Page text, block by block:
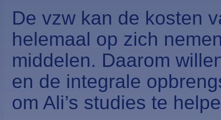
De vzw kan de kosten
helemaal op zich
middelen. Daarom
en de integrale
om Ali’s studies te